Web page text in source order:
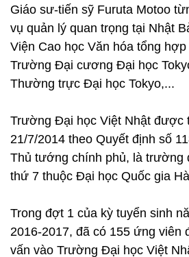
Giáo sư-tiến sỹ Furuta Motoo
vụ quản lý quan trọng tại Nhật
Viện Cao học Văn hóa tổng
Trường Đại cương Đại học
Thường trực Đại học Tokyo,...
Trường Đại học Việt Nhật được
21/7/2014 theo Quyết định số
Thủ tướng chính phủ, là trường
thứ 7 thuộc Đại học Quốc gia
Trong đợt 1 của kỳ tuyển sinh
2016-2017, đã có 155 ứng viên
vấn vào Trường Đại học Việt